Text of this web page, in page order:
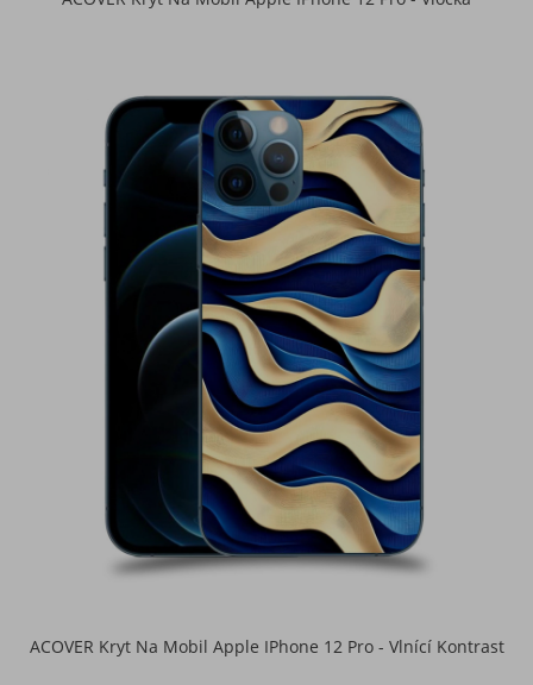
ACOVER Kryt Na Mobil Apple IPhone 12 Pro - Vlnící Kontrast